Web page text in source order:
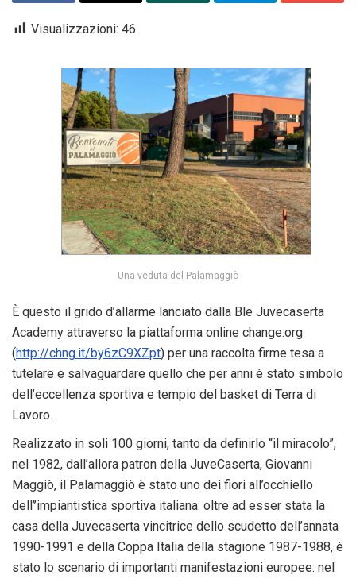
Visualizzazioni: 46
Una veduta del Palamaggiò
È questo il grido d’allarme lanciato dalla Ble Juvecaserta
Academy attraverso la piattaforma online change.org
(http://chng.it/by6zC9XZpt) per una raccolta firme tesa a
tutelare e salvaguardare quello che per anni è stato simbolo
dell’eccellenza sportiva e tempio del basket di Terra di
Lavoro.
Realizzato in soli 100 giorni, tanto da definirlo “il miracolo”,
nel 1982, dall’allora patron della JuveCaserta, Giovanni
Maggiò, il Palamaggiò è stato uno dei fiori all’occhiello
dell’’impiantistica sportiva italiana: oltre ad esser stata la
casa della Juvecaserta vincitrice dello scudetto dell’annata
1990-1991 e della Coppa Italia della stagione 1987-1988, è
stato lo scenario di importanti manifestazioni europee: nel